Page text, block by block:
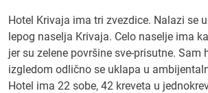
Hotel Krivaja ima tri zvezdice. Nalazi se
lepog naselja Krivaja. Celo naselje ima
jer su zelene površine sve-prisutne. Sam
izgledom odlično se uklapa u
Hotel ima 22 sobe, 42 kreveta u